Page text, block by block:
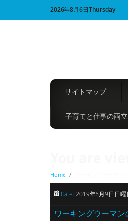
2026年8月6日Thursday
サイトマップ
子育てと仕事の両
Home /
Date: 2019年6月9日日曜
ワーキングウーマ